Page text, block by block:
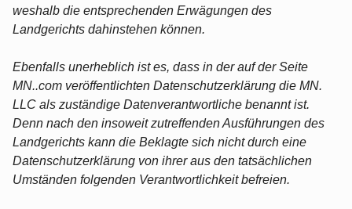
weshalb die entsprechenden Erwägungen des
Landgerichts dahinstehen können.
Ebenfalls unerheblich ist es, dass in der auf der Seite
MN..com veröffentlichten Datenschutzerklärung die MN.
LLC als zuständige Datenverantwortliche benannt ist.
Denn nach den insoweit zutreffenden Ausführungen des
Landgerichts kann die Beklagte sich nicht durch eine
Datenschutzerklärung von ihrer aus den tatsächlichen
Umständen folgenden Verantwortlichkeit befreien.